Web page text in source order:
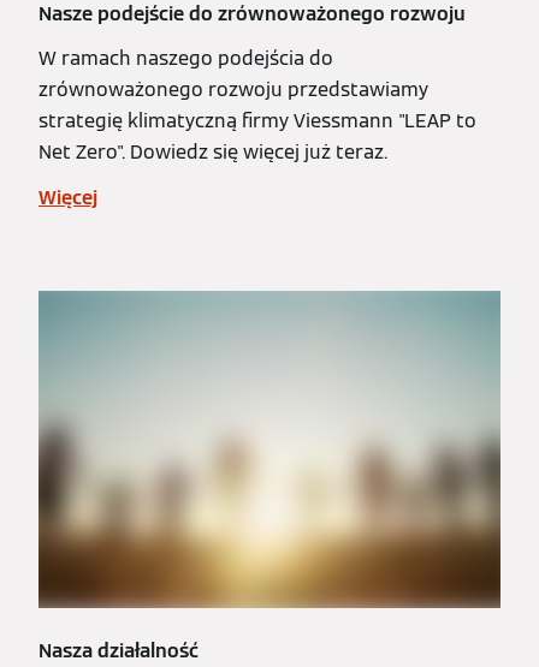
Nasze podejście do zrównoważonego rozwoju
W ramach naszego podejścia do
zrównoważonego rozwoju przedstawiamy
strategię klimatyczną firmy Viessmann "LEAP to
Net Zero". Dowiedz się więcej już teraz.
Więcej
Nasza działalność